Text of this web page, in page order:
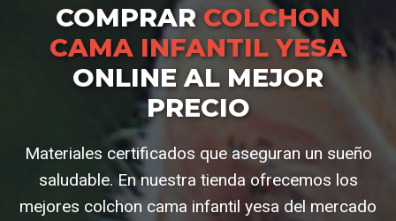
COMPRAR COLCHON
CAMA INFANTIL YESA
ONLINE AL MEJOR
PRECIO
Materiales certificados que aseguran un sueño
saludable. En nuestra tienda ofrecemos los
mejores colchon cama infantil yesa del mercado